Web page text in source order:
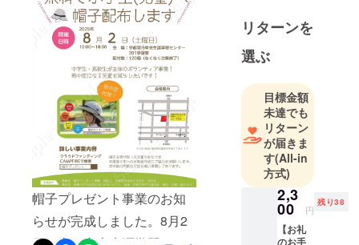
す。〇お礼のお手紙 発送完
了のお知らせ 令和7年12月
21日（日）ご支援いただい
た皆様へのリターン品「児
童から感謝の気持ちを込め
たお礼のお手紙」の発送が
すべて完了いたしましたこ
とをご報告させていただき
ます。 子どもたちが心を
込めて書いた感謝のメッ
セージです。プロジェクト
帽子プレゼント事業のお知
らせが完成しました。8月2
商店・企
業・個人の
方などが協
力してくれ
ています。
ありがとう
ございま
す。
リターンを
選ぶ
目標金額
未達でも
リターン
が届きま
す(All-in
方式)
2,3
00 円
残り38
【お礼
のお手